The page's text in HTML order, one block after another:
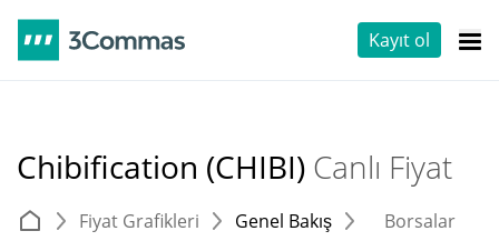
Kayıt ol
Chibification (CHIBI) Canlı Fiyat
Fiyat Grafikleri Genel Bakış Borsalar